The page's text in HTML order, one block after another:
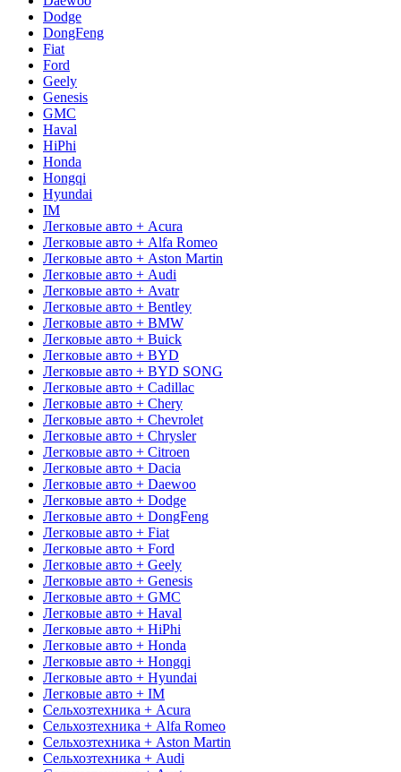
Dodge
DongFeng
Fiat
Ford
Geely
Genesis
GMC
Haval
HiPhi
Honda
Hongqi
Hyundai
IM
Легковые авто + Acura
Легковые авто + Alfa Romeo
Легковые авто + Aston Martin
Легковые авто + Audi
Легковые авто + Avatr
Легковые авто + Bentley
Легковые авто + BMW
Легковые авто + Buick
Легковые авто + BYD
Легковые авто + BYD SONG
Легковые авто + Cadillac
Легковые авто + Chery
Легковые авто + Chevrolet
Легковые авто + Chrysler
Легковые авто + Citroen
Легковые авто + Dacia
Легковые авто + Daewoo
Легковые авто + Dodge
Легковые авто + DongFeng
Легковые авто + Fiat
Легковые авто + Ford
Легковые авто + Geely
Легковые авто + Genesis
Легковые авто + GMC
Легковые авто + Haval
Легковые авто + HiPhi
Легковые авто + Honda
Легковые авто + Hongqi
Легковые авто + Hyundai
Легковые авто + IM
Сельхозтехника + Acura
Сельхозтехника + Alfa Romeo
Сельхозтехника + Aston Martin
Сельхозтехника + Audi